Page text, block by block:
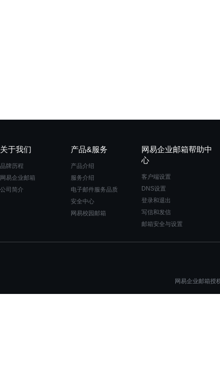
关于我们
品牌历程
网易企业邮箱
公司简介
产品&服务
产品介绍
服务介绍
电子邮件服务品质
安全中心
网易校园邮箱
网易企业邮箱帮助中
心
客户端设置
DNS设置
登录和退出
写信和发信
邮箱安全与设置
网易企业邮箱